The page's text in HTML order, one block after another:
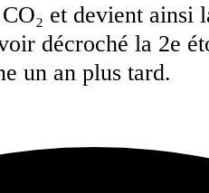
et devient
décroché la 2e
un an plus tard.